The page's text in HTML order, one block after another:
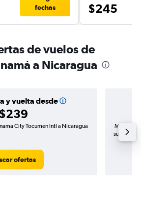
fechas
$245
de vuelos de
a Nicaragua
y vuelta desde
City Tocumen Intl a Nicaragua
ofertas
Mayor
subida de